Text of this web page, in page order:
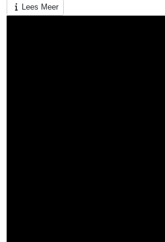
Lees Meer